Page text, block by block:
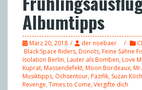
Albumtipps
März 20, 2018 der noebaer
Black Space Riders,Donots,Feine Sahne
Isolation Berlin,Lauter als Bomben,Love
Kuprat,Massendefekt,Moon Bordeaux,
Musiktipps, Ochsentour,Pazifik, Suzan
Revenge,Times to Come,Vergifte dich